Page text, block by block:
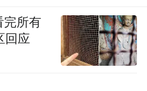
完所有
回应